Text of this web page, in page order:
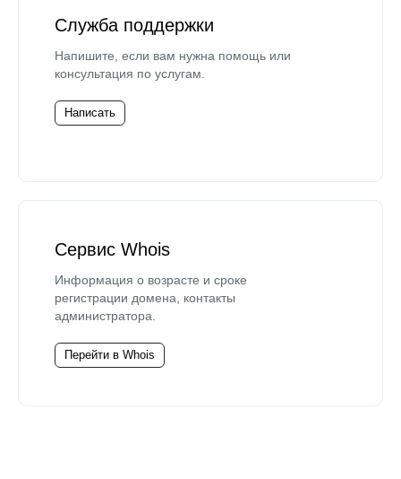
Служба поддержки
Напишите, если вам нужна помощь или
консультация по услугам.
Написать
Сервис Whois
Информация о возрасте и сроке
регистрации домена, контакты
администратора.
Перейти в Whois